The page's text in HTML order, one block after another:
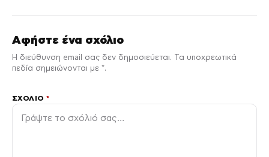
Αφήστε ένα σχόλιο
Η διεύθυνση email σας δεν δημοσιεύεται. Τα υποχρεωτικά
πεδία σημειώνονται με *.
ΣΧΌΛΙΟ*